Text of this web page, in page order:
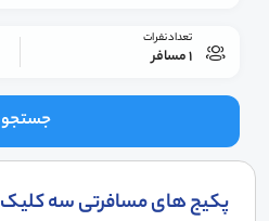
تعداد نفرات
1 مسافر
جستجو
پکیج های مسافرتی سه کلیک